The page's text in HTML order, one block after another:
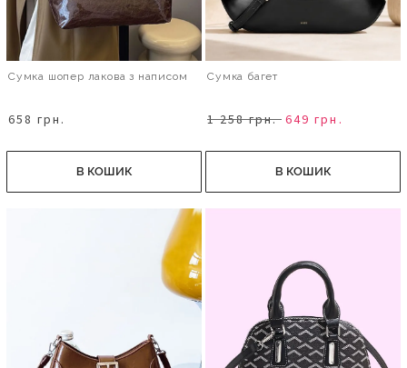
Сумка шопер лакова з написом
658 грн.
В КОШИК
Сумка багет
1 258 грн. 649 грн.
В КОШИК